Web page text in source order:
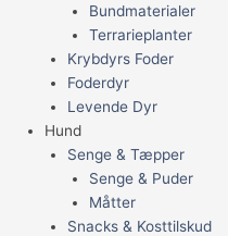
Bundmaterialer
Terrarieplanter
Krybdyrs Foder
Foderdyr
Levende Dyr
Hund
Senge & Tæpper
Senge & Puder
Måtter
Snacks & Kosttilskud